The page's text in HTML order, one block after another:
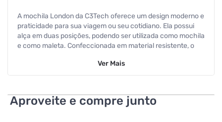
A mochila London da C3Tech oferece um design moderno e
praticidade para sua viagem ou seu cotidiano. Ela possui
alça em duas posições, podendo ser utilizada como mochila
e como maleta. Confeccionada em material resistente, o
espaço reservado para notebooks de até 15.6 polegadas. O
- Design moderno.
Ver Mais
Aproveite e compre junto